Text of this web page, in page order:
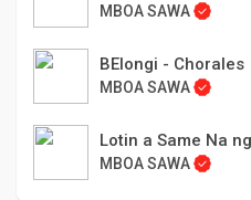
MBOA SAWA
BElongi - Chorales
MBOA SAWA
Lotin a Same Na
MBOA SAWA